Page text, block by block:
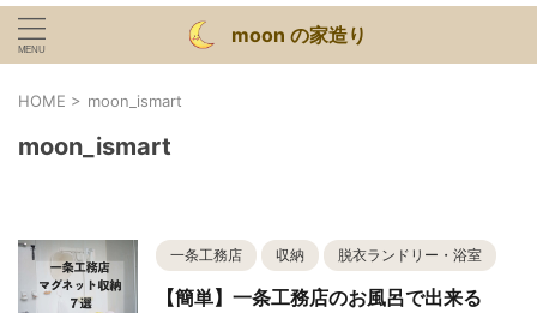
moon の家造り
HOME > moon_ismart
moon_ismart
一条工務店 収納 脱衣ランドリー・浴室
【簡単】一条工務店のお風呂で出来る